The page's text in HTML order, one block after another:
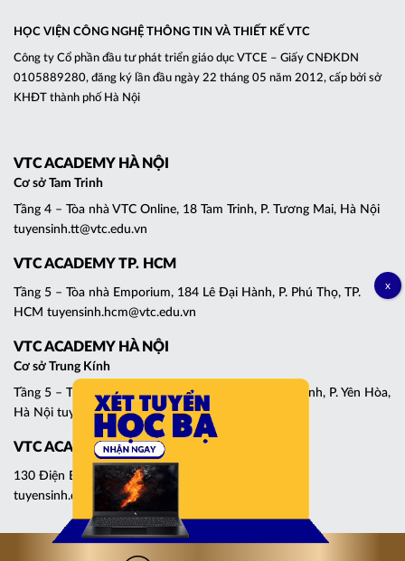
HỌC VIỆN CÔNG NGHỆ THÔNG TIN VÀ THIẾT KẾ VTC
Công ty Cổ phần đầu tư phát triển giáo dục VTCE – Giấy CNĐKDN
0105889280, đăng ký lần đầu ngày 22 tháng 05 năm 2012, cấp bởi sở
KHĐT thành phố Hà Nội
VTC ACADEMY HÀ NỘI
Cơ sở Tam Trinh
Tầng 4 – Tòa nhà VTC Online, 18 Tam Trinh, P. Tương Mai, Hà Nội
tuyensinh.tt@vtc.edu.vn
VTC ACADEMY TP. HCM
Tầng 5 – Tòa nhà Emporium, 184 Lê Đại Hành, P. Phú Thọ, TP.
HCM tuyensinh.hcm@vtc.edu.vn
VTC ACADEMY HÀ NỘI
Cơ sở Trung Kính
Tầng 5 – Tháp C, Tòa nhà Central Point, 219 Trung Kính, P. Yên Hòa,
Hà Nội tuyensinh.cg@vtc.edu.vn
VTC ACADEMY ĐÀ NẴNG
130 Điện Biên Phủ, P. Thanh Khê, Đà Nẵng
tuyensinh.dn@vtc.edu.vn